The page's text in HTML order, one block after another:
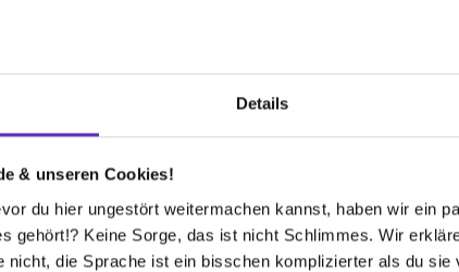
Details
& unseren Cookies!
du hier ungestört weitermachen kannst, haben wir ein
gehört!? Keine Sorge, das ist nicht Schlimmes. Wir
nicht, die Sprache ist ein bisschen komplizierter als du
Hilfe brauche, steht mir immer jemand zur